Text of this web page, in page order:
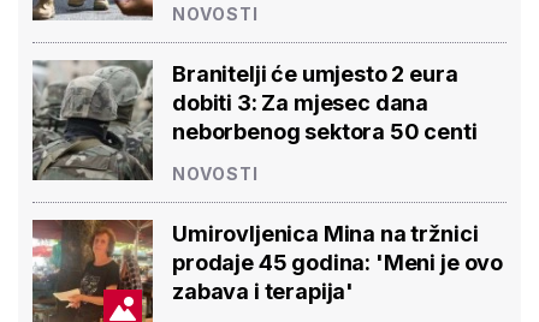
NOVOSTI
Branitelji će umjesto 2 eura
dobiti 3: Za mjesec dana
neborbenog sektora 50 centi
NOVOSTI
Umirovljenica Mina na tržnici
prodaje 45 godina: 'Meni je ovo
zabava i terapija'